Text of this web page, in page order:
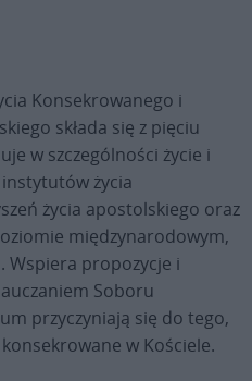
Konsekrowanego i
składa się z pięciu
w szczególności życie i
życia
życia apostolskiego oraz
międzynarodowym,
Wspiera propozycje i
Soboru
przyczyniają się do tego,
w Kościele.